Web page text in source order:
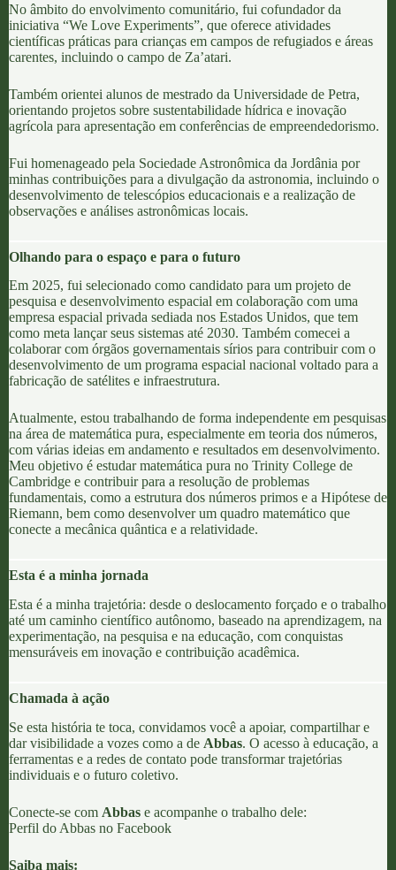
No âmbito do envolvimento comunitário, fui cofundador da
iniciativa “We Love Experiments”, que oferece atividades
científicas práticas para crianças em campos de refugiados e áreas
carentes, incluindo o campo de Za’atari.
Também orientei alunos de mestrado da Universidade de Petra,
orientando projetos sobre sustentabilidade hídrica e inovação
agrícola para apresentação em conferências de empreendedorismo.
Fui homenageado pela Sociedade Astronômica da Jordânia por
minhas contribuições para a divulgação da astronomia, incluindo o
desenvolvimento de telescópios educacionais e a realização de
observações e análises astronômicas locais.
Olhando para o espaço e para o futuro
Em 2025, fui selecionado como candidato para um projeto de
pesquisa e desenvolvimento espacial em colaboração com uma
empresa espacial privada sediada nos Estados Unidos, que tem
como meta lançar seus sistemas até 2030. Também comecei a
colaborar com órgãos governamentais sírios para contribuir com o
desenvolvimento de um programa espacial nacional voltado para a
fabricação de satélites e infraestrutura.
Atualmente, estou trabalhando de forma independente em pesquisas
na área de matemática pura, especialmente em teoria dos números,
com várias ideias em andamento e resultados em desenvolvimento.
Meu objetivo é estudar matemática pura no Trinity College de
Cambridge e contribuir para a resolução de problemas
fundamentais, como a estrutura dos números primos e a Hipótese de
Riemann, bem como desenvolver um quadro matemático que
conecte a mecânica quântica e a relatividade.
Esta é a minha jornada
Esta é a minha trajetória: desde o deslocamento forçado e o trabalho
até um caminho científico autônomo, baseado na aprendizagem, na
experimentação, na pesquisa e na educação, com conquistas
mensuráveis em inovação e contribuição acadêmica.
Chamada à ação
Se esta história te toca, convidamos você a apoiar, compartilhar e
dar visibilidade a vozes como a de Abbas. O acesso à educação, a
ferramentas e a redes de contato pode transformar trajetórias
individuais e o futuro coletivo.
Conecte-se com Abbas e acompanhe o trabalho dele:
Perfil do Abbas no Facebook
Saiba mais: